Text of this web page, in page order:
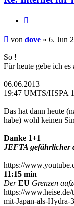
Beitrag
von dove » 6. Jun
So !
Für heute gebe ich es
06.06.2013
19:47 UMTS/HSPA
Das hat dann heute
habe) wohl keinen
Danke 1+1
JEFTA gefährlicher
https://
11:15 min
Der EU Grenzen
https://
mit-Japan-als-Hydra-